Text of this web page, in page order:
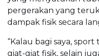
pergerakan yang
dampak fisik secara
“Kalau bagi saya,
giat-giat fisik, selain